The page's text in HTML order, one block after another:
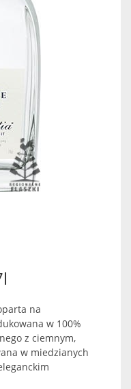
na
w 100%
z ciemnym,
w miedzianych